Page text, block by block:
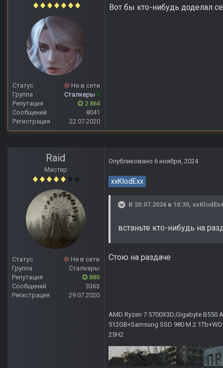
Статус
Не в сети
Группа
Сталкеры +
Репутация
2 864
Сообщений
8041
Регистрация
22.07.2020
Вот бы кто-нибудь доделал
Raid
Мастер
Статус
Не в сети
Группа
Сталкеры
Репутация
880
Сообщений
3363
Регистрация
29.07.2020
Опубликовано 6 ноября, 2024
xxKlodExx
В 20.07.2024 в 10:30,
встаньте кто-нибудь на
Стою на раздаче
AMD Ryzen 7 5700X3D;Gigabyte B550
512GB+Samsung SSD 980 M.2
25H2